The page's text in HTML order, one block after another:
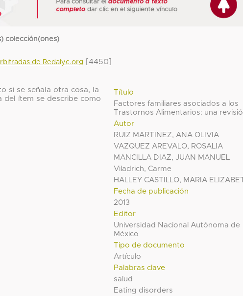
colección(ones)
de Redalyc.org [4450]
Título
Factores familiares asociados a los
Trastornos Alimentarios: una
Autor
RUIZ MARTINEZ, ANA OLIVIA
VAZQUEZ AREVALO, ROSALIA
MANCILLA DIAZ, JUAN MANUEL
Viladrich, Carme
HALLEY CASTILLO, MARIA
Fecha de publicación
2013
Editor
Universidad Nacional Autónoma de
México
Tipo de documento
Artículo
Palabras clave
salud
Eating disorders
si se señala otra cosa, la
del ítem se describe como